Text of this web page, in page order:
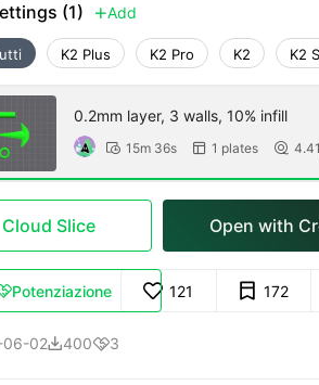
(1) Add
K2 Plus K2 Pro K2 K2
0.2mm layer, 3 walls, 10% infill
 15m 36s  1 plates 
Cloud Slice Open with
Potenziazione 121 172
06-024003